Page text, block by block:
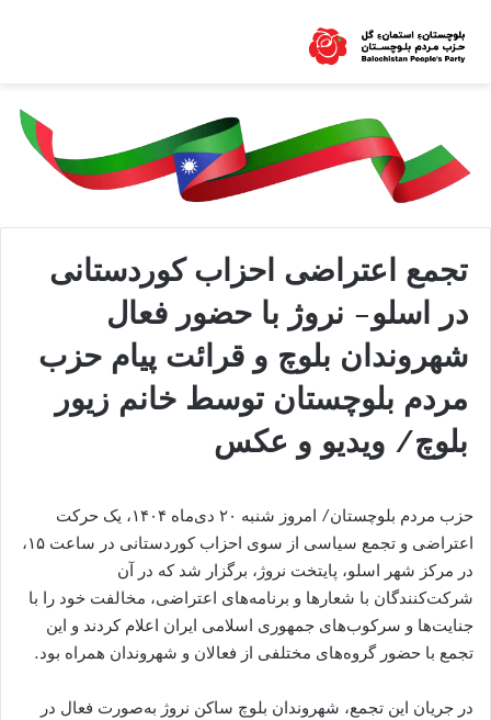
تجمع اعتراضی احزاب کوردستانی
در اسلو- نروژ با حضور فعال
شهروندان بلوچ و قرائت پیام حزب
مردم بلوچستان توسط خانم زیور
بلوچ/ ویدیو و عکس
حزب مردم بلوچستان/ امروز شنبه ۲۰ دی‌ماه ۱۴۰۴، یک حرکت
اعتراضی و تجمع سیاسی از سوی احزاب کوردستانی در ساعت ۱۵،
در مرکز شهر اسلو، پایتخت نروژ، برگزار شد که در آن
شرکت‌کنندگان با شعارها و برنامه‌های اعتراضی، مخالفت خود را با
جنایت‌ها و سرکوب‌های جمهوری اسلامی ایران اعلام کردند و این
تجمع با حضور گروه‌های مختلفی از فعالان و شهروندان همراه بود.
در جریان این تجمع، شهروندان بلوچ ساکن نروژ به‌صورت فعال در